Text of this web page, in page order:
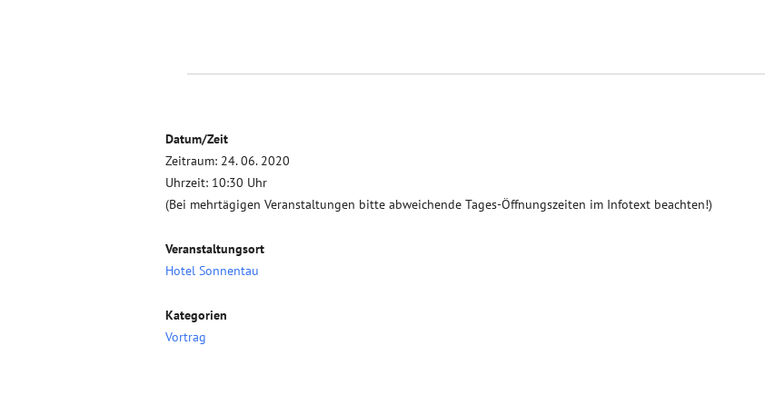
Datum/Zeit
Zeitraum: 24. 06. 2020
Uhrzeit: 10:30 Uhr
(Bei mehrtägigen Veranstaltungen bitte abweichende Tages-Öffnungszeiten im Infotext beachten!)
Veranstaltungsort
Hotel Sonnentau
Kategorien
Vortrag